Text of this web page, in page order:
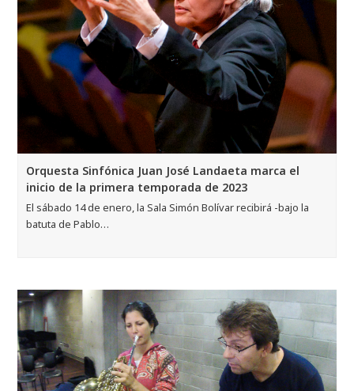
Orquesta Sinfónica Juan José Landaeta marca el
inicio de la primera temporada de 2023
El sábado 14 de enero, la Sala Simón Bolívar recibirá -bajo la
batuta de Pablo…